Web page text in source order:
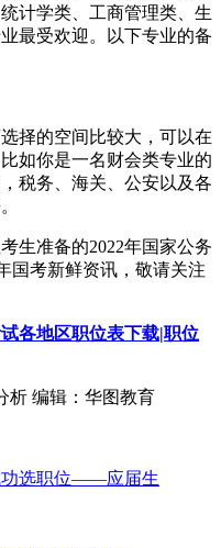
计学类、工商管理类、生
最受欢迎。以下专业的备
择的空间比较大，可以在
如你是一名财会类专业的
税务、海关、公安以及各
生准备的2022年国家公务
国考新鲜资讯，敬请关注
各地区职位表下载|职位
析 编辑：华图教育
功选职位——应届生